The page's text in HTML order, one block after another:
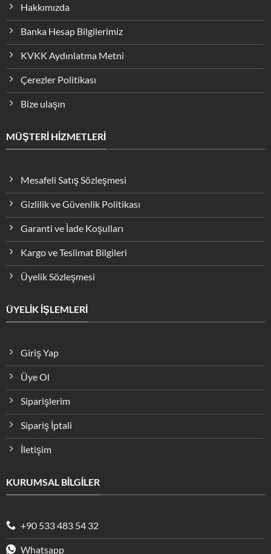
Hakkımızda
Banka Hesap Bilgilerimiz
KVKK Aydınlatma Metni
Çerezler Politikası
Bize ulaşın
MÜŞTERİ HİZMETLERİ
Mesafeli Satış Sözleşmesi
Gizlilik ve Güvenlik Politikası
Garanti ve İade Koşulları
Kargo ve Teslimat Bilgileri
Üyelik Sözleşmesi
ÜYELİK İŞLEMLERİ
Giriş Yap
Üye Ol
Siparişlerim
Sipariş İptali
İletişim
KURUMSAL BİLGİLER
+90 533 483 54 32
Whatsapp